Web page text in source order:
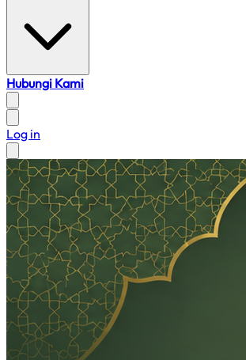
Hubungi Kami
Log in